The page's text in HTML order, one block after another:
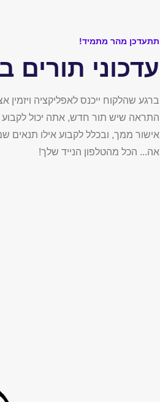
תתעדכן מהר מתמיד!
עדכוני תורים
ברגע שהלקוח ייכנס לאפליקציה ויזמין
התראה שיש תור חדש, אתה יכול לקבוע
אישור ממך, ובכלל לקבוע אילו תנאים
אה... הכל מהטלפון הנייד שלך!